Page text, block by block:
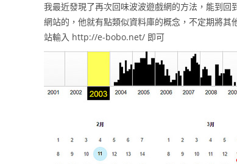
我最近發現了再次回味波波遊戲網的方法，能到回
網站的，他就有點類似資料庫的概念，不定期將
站輸入 http://e-bobo.net/ 即可